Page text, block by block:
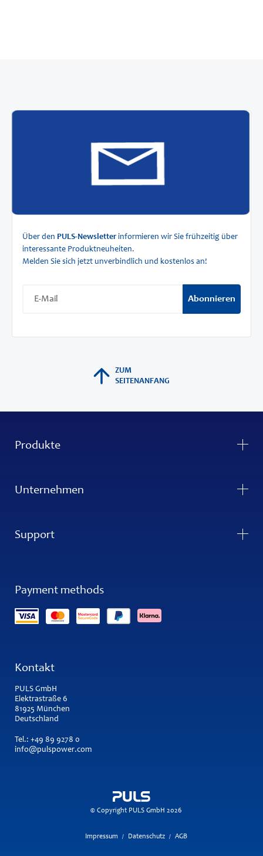
Über den PULS-Newsletter informieren wir Sie frühzeitig über
interessante Produktneuheiten.
Melden Sie sich jetzt unverbindlich und kostenlos an!
Abonnieren
ZUM
SEITENANFANG
Produkte
Unternehmen
Support
Payment methods
Kontakt
PULS GmbH
Elektrastraße 6
81925 München
Deutschland
Tel.: +49 89 9278 0
info@pulspower.com
© Copyright PULS GmbH 2026
Impressum / Datenschutz / AGB